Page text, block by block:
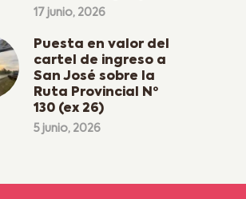
17 junio, 2026
Puesta en valor del
cartel de ingreso a
San José sobre la
Ruta Provincial Nº
130 (ex 26)
5 junio, 2026